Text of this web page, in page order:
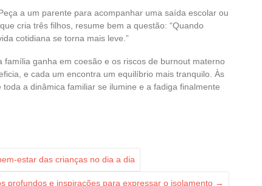
a um parente para acompanhar uma saída escolar ou
cria três filhos, resume bem a questão: “Quando
cotidiana se torna mais leve.”
ganha em coesão e os riscos de burnout materno
e cada um encontra um equilíbrio mais tranquilo. Às
a dinâmica familiar se ilumine e a fadiga finalmente
estar das crianças no dia a dia
profundos e inspirações para expressar o isolamento →